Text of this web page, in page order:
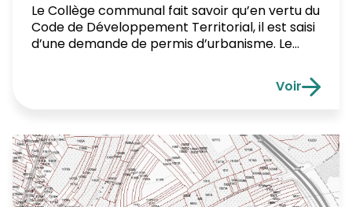
Le Collège communal fait savoir qu’en vertu du
Code de Développement Territorial, il est saisi
d’une demande de permis d’urbanisme. Le
concernant un bien sis 11, rue du Cimetière, à
6792 HALANZY, et cadastré 3ème division,Voir